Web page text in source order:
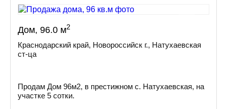
Дом, 96.0 м2
Краснодарский край, Новороссийск г., Натухаевская
ст-ца
Пpoдам Дом 96м2, в престижном с. Натухаевская, на
участке 5 сoтки.